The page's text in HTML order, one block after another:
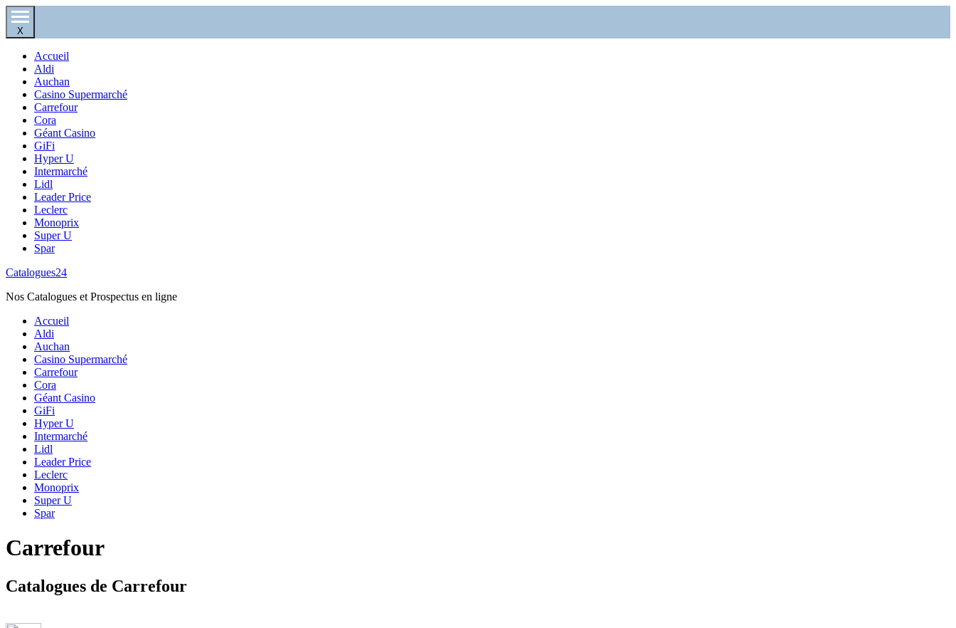
X
Accueil
Aldi
Auchan
Casino Supermarché
Carrefour
Cora
Géant Casino
GiFi
Hyper U
Intermarché
Lidl
Leader Price
Leclerc
Monoprix
Super U
Spar
Catalogues24
Nos Catalogues et Prospectus en ligne
Accueil
Aldi
Auchan
Casino Supermarché
Carrefour
Cora
Géant Casino
GiFi
Hyper U
Intermarché
Lidl
Leader Price
Leclerc
Monoprix
Super U
Spar
Carrefour
Catalogues de Carrefour